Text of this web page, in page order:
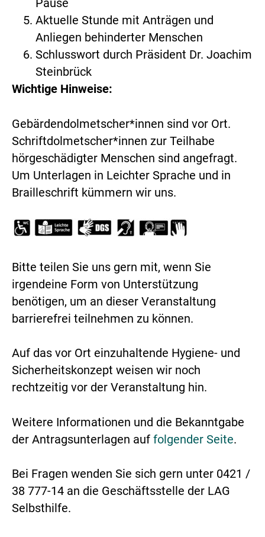
Pause
Aktuelle Stunde mit Anträgen und
Anliegen behinderter Menschen
Schlusswort durch Präsident Dr. Joachim
Steinbrück
Wichtige Hinweise:
Gebärdendolmetscher*innen sind vor Ort.
Schriftdolmetscher*innen zur Teilhabe
hörgeschädigter Menschen sind angefragt.
Um Unterlagen in Leichter Sprache und in
Brailleschrift kümmern wir uns.
Bitte teilen Sie uns gern mit, wenn Sie
irgendeine Form von Unterstützung
benötigen, um an dieser Veranstaltung
barrierefrei teilnehmen zu können.
Auf das vor Ort einzuhaltende Hygiene- und
Sicherheitskonzept weisen wir noch
rechtzeitig vor der Veranstaltung hin.
Weitere Informationen und die Bekanntgabe
der Antragsunterlagen auf folgender Seite.
Bei Fragen wenden Sie sich gern unter 0421 /
38 777-14 an die Geschäftsstelle der LAG
Selbsthilfe.